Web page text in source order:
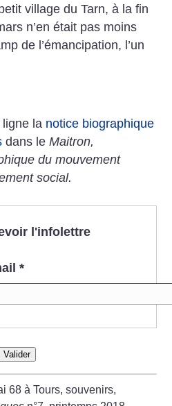
village du Tarn, à la fin
n’en était pas moins
de l’émancipation, l’un
la notice biographique
dans le Maitron,
du mouvement
social.
l'infolettre
*
Valider
68 à Tours, souvenirs,